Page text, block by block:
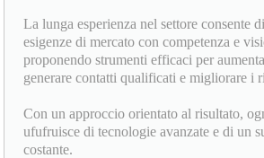
La lunga esperienza nel settore consente
esigenze di mercato con competenza e
proponendo strumenti efficaci per
generare contatti qualificati e migliorare i
Con un approccio orientato al risultato,
ufufruisce di tecnologie avanzate e di un
costante.